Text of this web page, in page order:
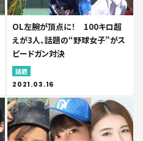
OL左腕が頂点に！ 100キロ超
えが3人、話題の“野球女子”がス
ピードガン対決
話題
2021.03.16